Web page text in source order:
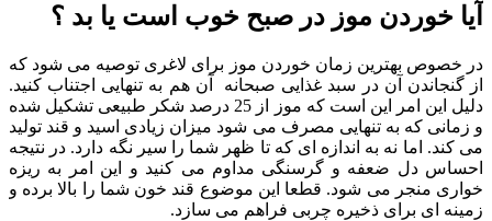
آیا خوردن موز در صبح خوب است یا بد ؟
در خصوص بهترین زمان خوردن موز برای لاغری توصیه می شود که
از گنجاندن آن در سبد غذایی صبحانه آن هم به تنهایی اجتناب کنید.
دلیل این امر این است که موز از 25 درصد شکر طبیعی تشکیل شده
و زمانی که به تنهایی مصرف می شود میزان زیادی اسید و قند تولید
می کند. اما نه به اندازه ای که تا ظهر شما را سیر نگه دارد. در نتیجه
احساس دل ضعفه و گرسنگی مداوم می کنید و این امر به ریزه
خواری منجر می شود. قطعا این موضوع قند خون شما را بالا برده و
زمینه ای برای ذخیره چربی فراهم می سازد.